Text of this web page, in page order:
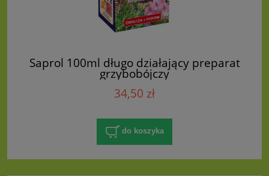
Saprol 100ml długo działający preparat
grzybobójczy
34,50 zł
do koszyka